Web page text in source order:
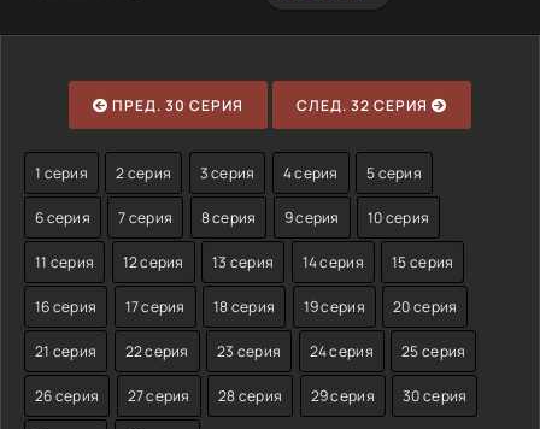
ПРЕД. 30 СЕРИЯ СЛЕД. 32 СЕРИЯ
1 серия 2 серия 3 серия 4 серия 5 серия
6 серия 7 серия 8 серия 9 серия 10 серия
11 серия 12 серия 13 серия 14 серия 15 серия
16 серия 17 серия 18 серия 19 серия 20 серия
21 серия 22 серия 23 серия 24 серия 25 серия
26 серия 27 серия 28 серия 29 серия 30 серия